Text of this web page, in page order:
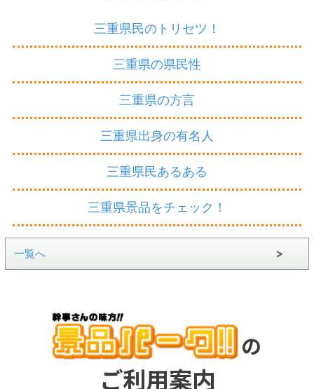
三重県民のトリセツ！
三重県の県民性
三重県の方言
三重県出身の有名人
三重県民あるある
三重県景品をチェック！
一覧へ
の
ご利用案内